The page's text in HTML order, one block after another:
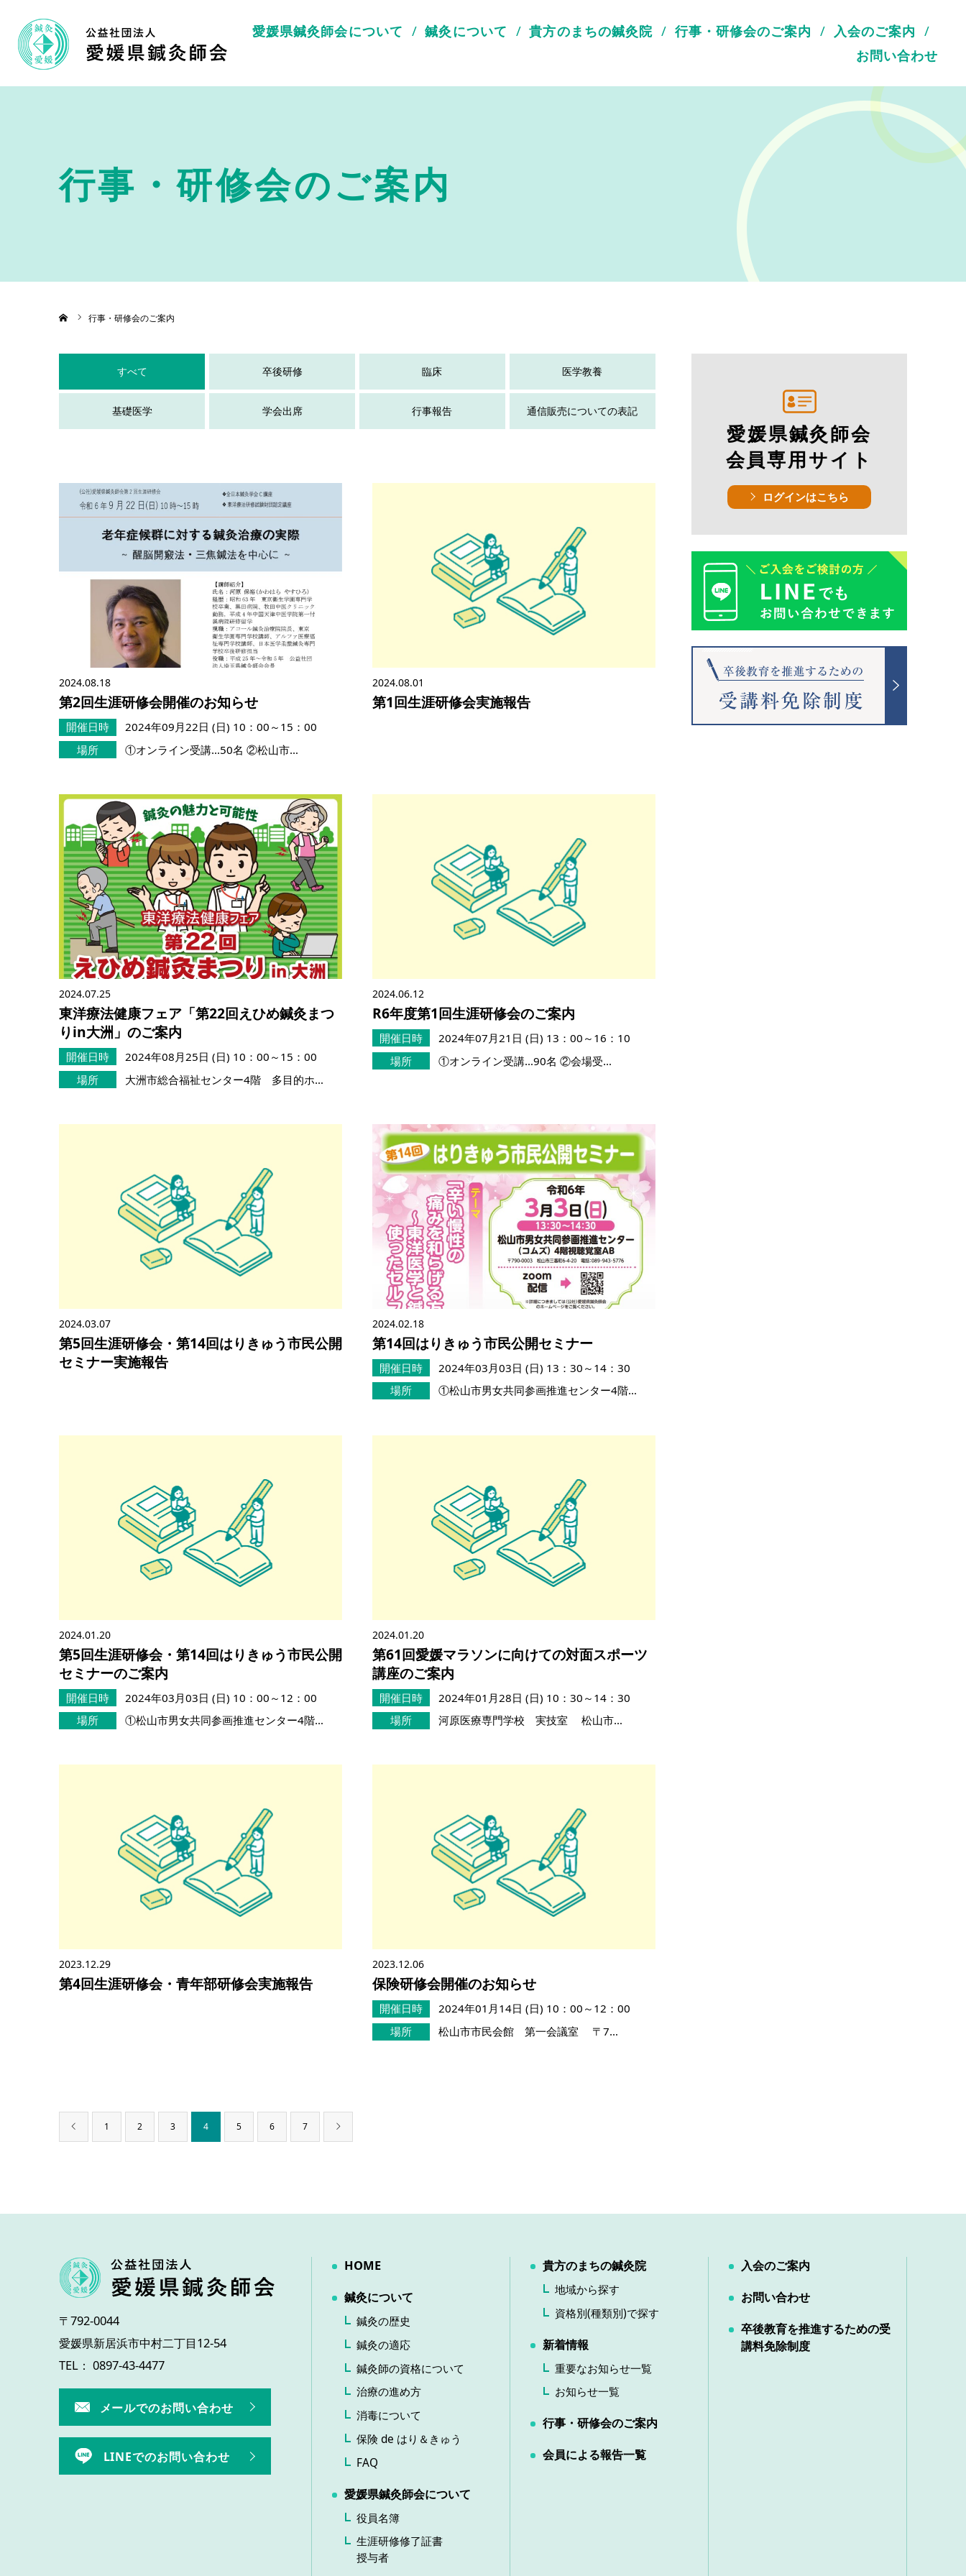
愛媛県鍼灸師会について 鍼灸について 貴方のまちの鍼灸院 行事・研修会のご案内
入会のご案内
お問い合わせ
行事・研修会のご案内
行事・研修会のご案内
すべて 卒後研修 臨床 医学教養
基礎医学 学会出席 行事報告 通信販売についての表記
2024.08.18
第2回生涯研修会開催のお知らせ
開催日時 2024年09月22日 (日) 10：00～15：00
場所
①オンライン受講…50名 ②松山市…
2024.08.01
第1回生涯研修会実施報告
2024.07.25
東洋療法健康フェア「第22回えひめ鍼灸まつ
りin大洲」のご案内
開催日時 2024年08月25日 (日) 10：00～15：00
場所
大洲市総合福祉センター4階 多目的ホ…
2024.06.12
R6年度第1回生涯研修会のご案内
開催日時 2024年07月21日 (日) 13：00～16：10
場所
①オンライン受講…90名 ②会場受…
2024.03.07
第5回生涯研修会・第14回はりきゅう市民公開
セミナー実施報告
2024.02.18
第14回はりきゅう市民公開セミナー
開催日時 2024年03月03日 (日) 13：30～14：30
場所
①松山市男女共同参画推進センター4階…
2024.01.20
第5回生涯研修会・第14回はりきゅう市民公開
セミナーのご案内
開催日時 2024年03月03日 (日) 10：00～12：00
場所
①松山市男女共同参画推進センター4階…
2024.01.20
第61回愛媛マラソンに向けての対面スポーツ
講座のご案内
開催日時 2024年01月28日 (日) 10：30～14：30
場所
河原医療専門学校 実技室 松山市…
2023.12.29
第4回生涯研修会・青年部研修会実施報告
2023.12.06
保険研修会開催のお知らせ
開催日時 2024年01月14日 (日) 10：00～12：00
場所
松山市市民会館 第一会議室 〒7…
1 2 3 4 5 6 7
愛媛県鍼灸師会
会員専用サイト
ログインはこちら
〒792-0044
愛媛県新居浜市中村二丁目12-54
TEL： 0897-43-4477
メールでのお問い合わせ
LINEでのお問い合わせ
HOME
鍼灸について
鍼灸の歴史
鍼灸の適応
鍼灸師の資格について
治療の進め方
消毒について
保険 de はり＆きゅう
FAQ
愛媛県鍼灸師会について
役員名簿
生涯研修修了証書
授与者
貴方のまちの鍼灸院
地域から探す
資格別(種類別)で探す
新着情報
重要なお知らせ一覧
お知らせ一覧
行事・研修会のご案内
会員による報告一覧
入会のご案内
お問い合わせ
卒後教育を推進するための受
講料免除制度